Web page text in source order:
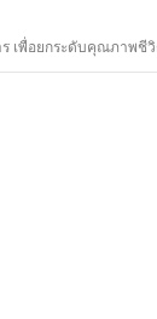
เพื่อยกระดับคุณภาพชี